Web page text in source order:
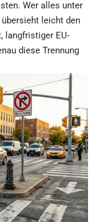
Wer alles unter
übersieht leicht den
langfristiger EU-
diese Trennung